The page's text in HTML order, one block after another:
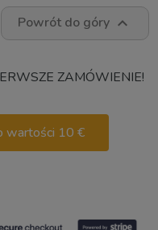
Powrót do góry 
ZAMÓWIENIE!
wartości 10 €